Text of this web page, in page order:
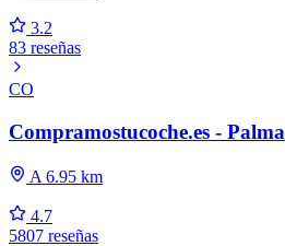
3.2
83 reseñas
CO
Compramostucoche.es - Palma
A 6.95 km
4.7
5807 reseñas